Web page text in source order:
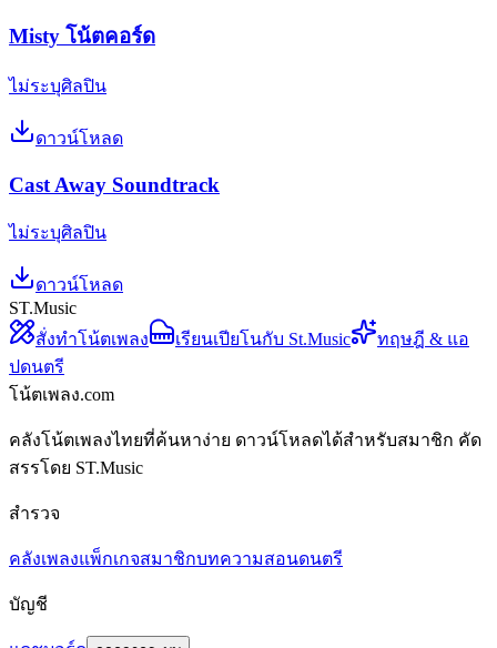
Misty โน้ตคอร์ด
ไม่ระบุศิลปิน
ดาวน์โหลด
Cast Away Soundtrack
ไม่ระบุศิลปิน
ดาวน์โหลด
ST.Music
สั่งทำโน้ตเพลง
เรียนเปียโนกับ St.Music
ทฤษฎี & แอ
ปดนตรี
โน้ตเพลง.com
คลังโน้ตเพลงไทยที่ค้นหาง่าย ดาวน์โหลดได้สำหรับสมาชิก คัด
สรรโดย ST.Music
สำรวจ
คลังเพลงแพ็กเกจสมาชิกบทความสอนดนตรี
บัญชี